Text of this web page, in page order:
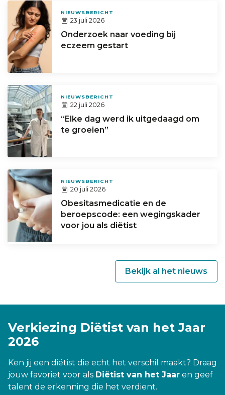
NIEUWSBERICHT
23 juli 2026
Onderzoek naar voeding bij
eczeem gestart
NIEUWSBERICHT
22 juli 2026
“Elke dag werd ik uitgedaagd om
te groeien”
NIEUWSBERICHT
20 juli 2026
Obesitasmedicatie en de
beroepscode: een wegingskader
voor jou als diëtist
Bekijk al het nieuws
Verkiezing Diëtist van het Jaar
2026
Ken jij een diëtist die echt het verschil maakt? Draag
jouw favoriet voor als Diëtist van het Jaar en geef
talent de erkenning die het verdient.